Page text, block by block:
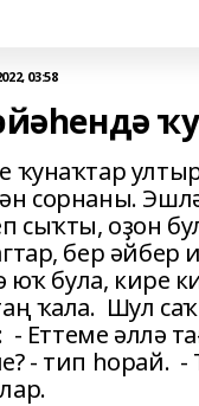
03:58
ҡунаҡтар
сорнаны.
сыҡты, оҙон
бер әйбер
юҡ була, кире
ҡала. Шул
- Еттеме әллә
- тип һорай. -